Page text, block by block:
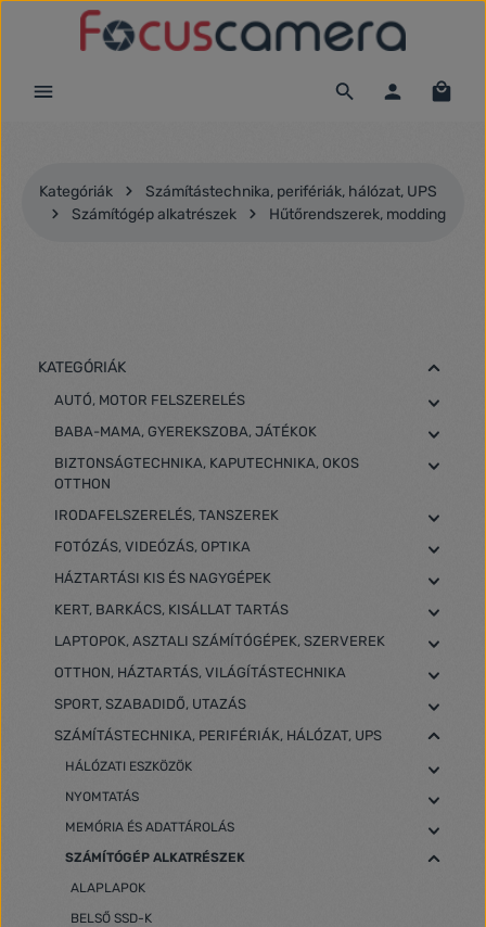
Ugrás a fő tartalomra
Kategóriák
Számítástechnika, perifériák, hálózat, UPS
Számítógép alkatrészek
Hűtőrendszerek, modding
KATEGÓRIÁK
AUTÓ, MOTOR FELSZERELÉS
BABA-MAMA, GYEREKSZOBA, JÁTÉKOK
BIZTONSÁGTECHNIKA, KAPUTECHNIKA, OKOS
OTTHON
IRODAFELSZERELÉS, TANSZEREK
FOTÓZÁS, VIDEÓZÁS, OPTIKA
HÁZTARTÁSI KIS ÉS NAGYGÉPEK
KERT, BARKÁCS, KISÁLLAT TARTÁS
LAPTOPOK, ASZTALI SZÁMÍTÓGÉPEK, SZERVEREK
OTTHON, HÁZTARTÁS, VILÁGÍTÁSTECHNIKA
SPORT, SZABADIDŐ, UTAZÁS
SZÁMÍTÁSTECHNIKA, PERIFÉRIÁK, HÁLÓZAT, UPS
HÁLÓZATI ESZKÖZÖK
NYOMTATÁS
MEMÓRIA ÉS ADATTÁROLÁS
SZÁMÍTÓGÉP ALKATRÉSZEK
ALAPLAPOK
BELSŐ SSD-K